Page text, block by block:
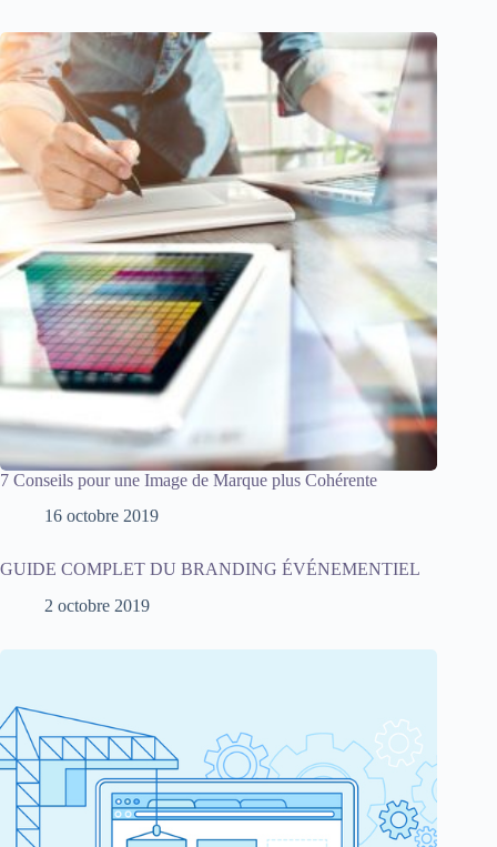
7 Conseils pour une Image de Marque plus Cohérente
16 octobre 2019
GUIDE COMPLET DU BRANDING ÉVÉNEMENTIEL
2 octobre 2019